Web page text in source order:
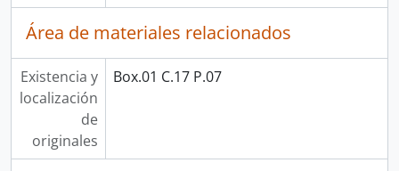
Área de materiales relacionados
Existencia y
localización
de
originales
Box.01 C.17 P.07